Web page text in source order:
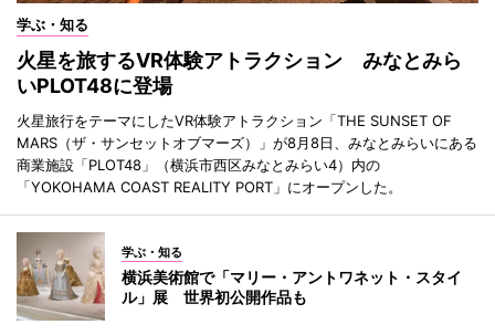
学ぶ・知る
火星を旅するVR体験アトラクション みなとみら
いPLOT48に登場
火星旅行をテーマにしたVR体験アトラクション「THE SUNSET OF
MARS（ザ・サンセットオブマーズ）」が8月8日、みなとみらいにある
商業施設「PLOT48」（横浜市西区みなとみらい4）内の
「YOKOHAMA COAST REALITY PORT」にオープンした。
学ぶ・知る
横浜美術館で「マリー・アントワネット・スタイ
ル」展 世界初公開作品も